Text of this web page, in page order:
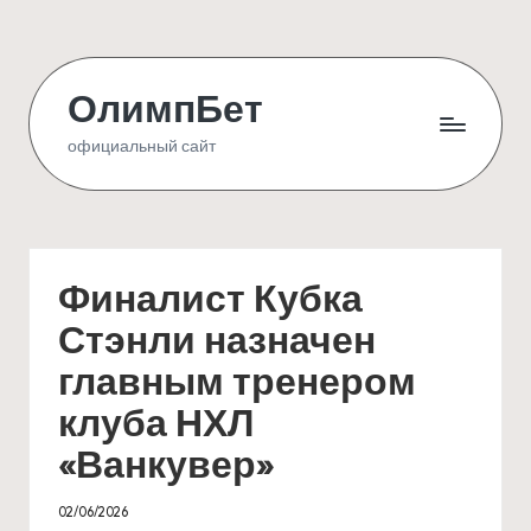
content
ОлимпБет
официальный сайт
Финалист Кубка
Стэнли назначен
главным тренером
клуба НХЛ
«Ванкувер»
02/06/2026